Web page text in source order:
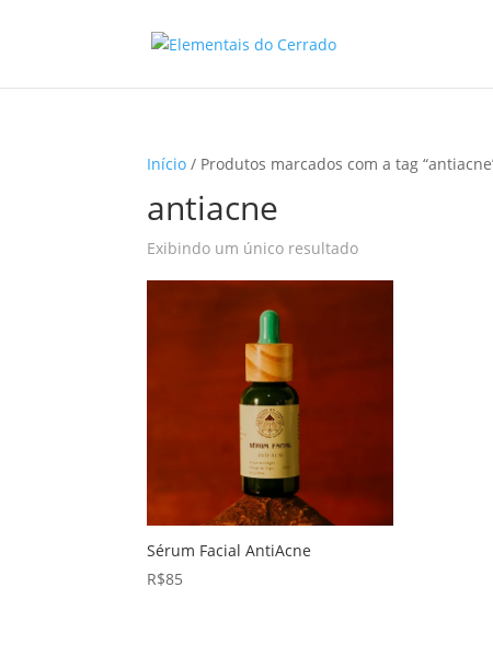
Início / Produtos marcados com a tag
antiacne
Exibindo um único resultado
Sérum Facial AntiAcne
R$85